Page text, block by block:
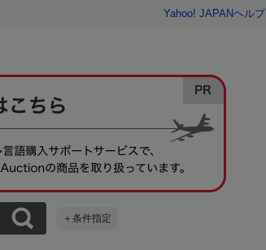
Yahoo! JAPANヘルプ
＋条件指定